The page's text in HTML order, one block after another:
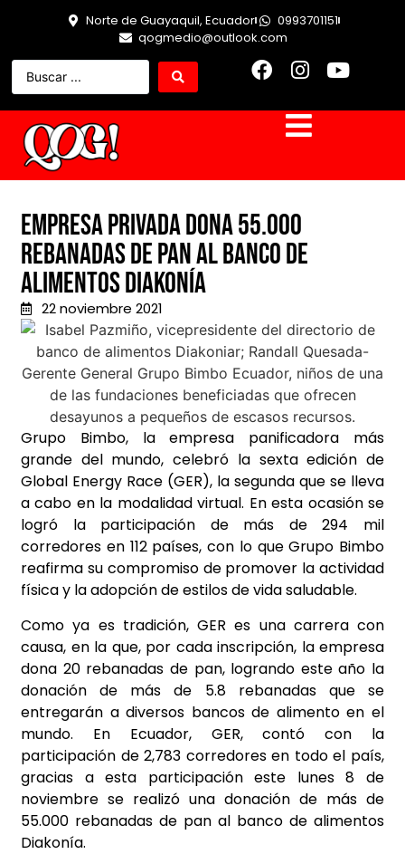
Norte de Guayaquil, Ecuador
0993701151
qogmedio@outlook.com
Empresa privada dona 55.000
rebanadas de pan al banco de
alimentos Diakonía
22 noviembre 2021
Grupo Bimbo, la empresa panificadora más
grande del mundo, celebró la sexta edición de
Global Energy Race (GER), la segunda que se lleva
a cabo en la modalidad virtual. En esta ocasión se
logró la participación de más de 294 mil
corredores en 112 países, con lo que Grupo Bimbo
reafirma su compromiso de promover la actividad
física y la adopción de estilos de vida saludable.
Como ya es tradición, GER es una carrera con
causa, en la que, por cada inscripción, la empresa
dona 20 rebanadas de pan, logrando este año la
donación de más de 5.8 rebanadas que se
entregarán a diversos bancos de alimento en el
mundo. En Ecuador, GER, contó con la
participación de 2,783 corredores en todo el país,
gracias a esta participación este lunes 8 de
noviembre se realizó una donación de más de
55.000 rebanadas de pan al banco de alimentos
Diakonía.